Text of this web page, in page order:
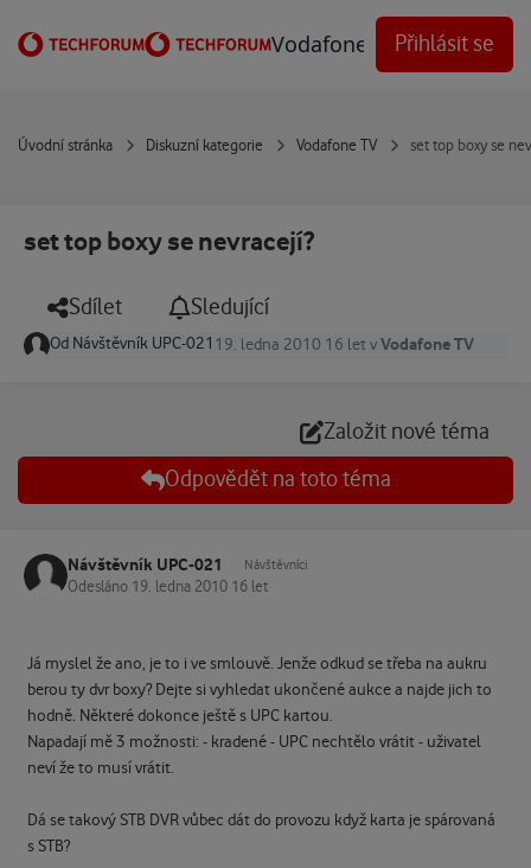
Vodafone Techforum
Přihlásit se
Úvodní stránka Diskuzní kategorie Vodafone TV set top boxy se
set top boxy se nevracejí?
Sdílet Sledující
Od Návštěvník UPC-021 19. ledna 2010 16 let vVodafone TV
Založit nové téma
Odpovědět na toto téma
Návštěvník UPC-021 Návštěvníci
Odesláno 19. ledna 2010 16 let
Já myslel že ano, je to i ve smlouvě. Jenže odkud se třeba na aukru
berou ty dvr boxy? Dejte si vyhledat ukončené aukce a najde jich to
hodně. Některé dokonce ještě s UPC kartou.
Napadají mě 3 možnosti: - kradené - UPC nechtělo vrátit - uživatel
neví že to musí vrátit.
Dá se takový STB DVR vůbec dát do provozu když karta je spárovaná
s STB?